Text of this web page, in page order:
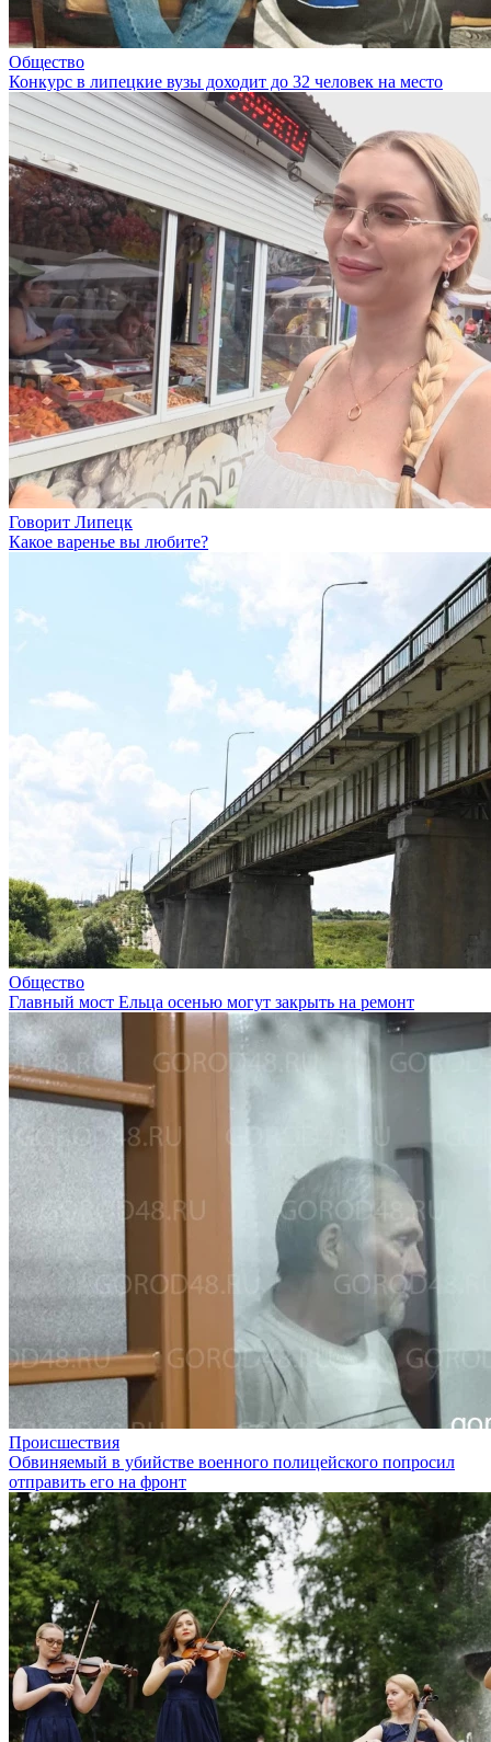
Общество
Конкурс в липецкие вузы доходит до 32 человек на место
Говорит Липецк
Какое варенье вы любите?
Общество
Главный мост Ельца осенью могут закрыть на ремонт
Происшествия
Обвиняемый в убийстве военного полицейского попросил
отправить его на фронт